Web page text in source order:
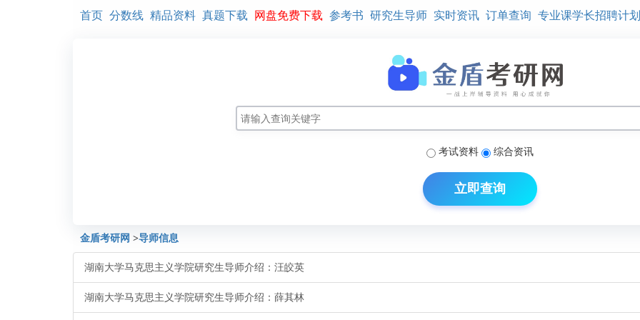
首页 分数线 精品资料 真题下载 网盘免费下载 参考书 研究生导师 实时资讯 订单查询 专业课学长招聘计划
考试资料 综合资讯
立即查询
金盾考研网 >导师信息
湖南大学马克思主义学院研究生导师介绍：汪皎英
湖南大学马克思主义学院研究生导师介绍：薛其林